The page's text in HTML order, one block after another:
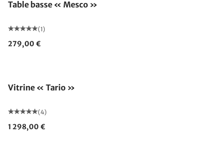
Table basse « Mesco »
(1)
279,00 €
Vitrine « Tario »
(4)
1 298,00 €